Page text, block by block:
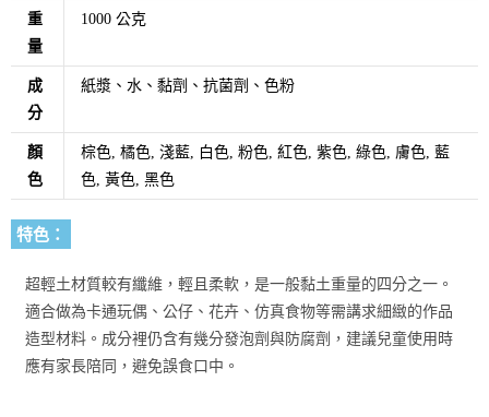
重
量
1000 公克
成
分
紙漿、水、黏劑、抗菌劑、色粉
顏
色
棕色, 橘色, 淺藍, 白色, 粉色, 紅色, 紫色, 綠色, 膚色, 藍
色, 黃色, 黑色
特色：
超輕土材質較有纖維，輕且柔軟，是一般黏土重量的四分之一。
適合做為卡通玩偶、公仔、花卉、仿真食物等需講求細緻的作品
造型材料。 成分裡仍含有幾分發泡劑與防腐劑，建議兒童使用時
應有家長陪同，避免誤食口中。